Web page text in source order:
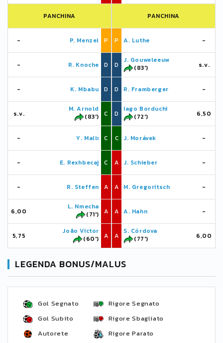
PANCHINA
- P. Menzel P
- R. Knoche D
- K. Mbabu D
s.v.
M. Arnold
(83')
C
- Y. Mallı C
- E. Rexhbecaj C
- R. Steffen A
6,00
L. Nmecha
(71')
A
5,75
João Victor
(60')
A
PANCHINA
P A. Luthe -
D
J. Gouweleeuw
(83')
s.v.
D R. Framberger -
D
Iago Borduchi
(72')
6,50
C J. Morávek -
A J. Schieber -
A M. Gregoritsch -
A A. Hahn -
A
S. Córdova
(77')
6,00
LEGENDA BONUS/MALUS
Gol Segnato
Gol Subito
Autorete
Rigore Segnato
Rigore Sbagliato
Rigore Parato